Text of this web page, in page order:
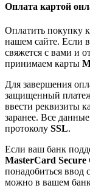
Оплата картой
Оплатить покупку
нашем сайте. Если
свяжется с вами и
принимаем карты
Для завершения
защищенный
ввести реквизиты
заранее. Все
протоколу SSL.
Если ваш банк
MasterCard Secure
понадобиться ввод
можно в вашем